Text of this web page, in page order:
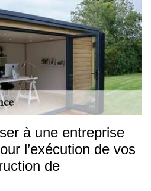
à une entreprise
l’exécution de vos
de